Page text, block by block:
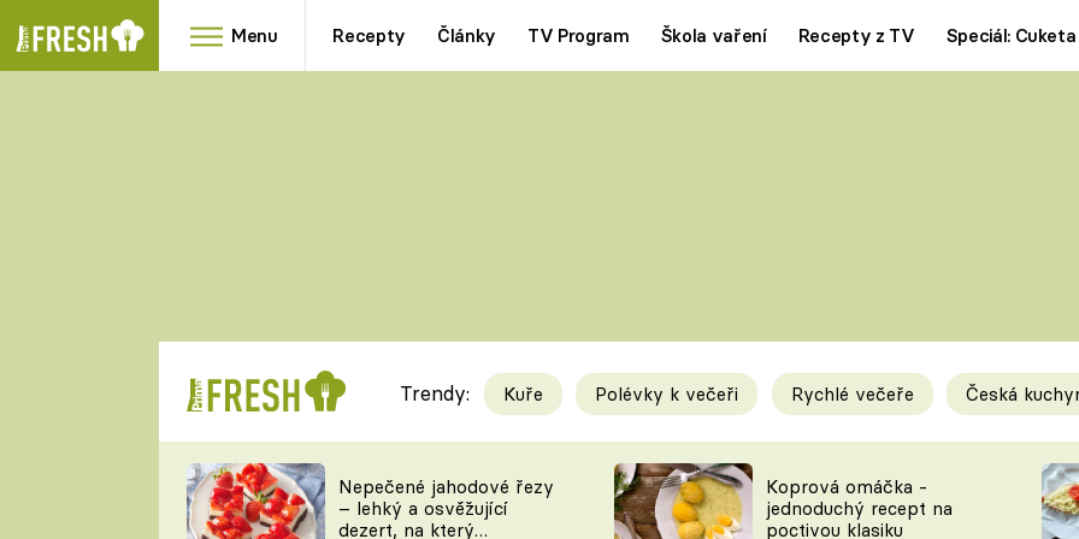
Menu Recepty Články TV Program Škola vaření Recepty z TV Speciál: Cuketa
RYCHLOVKY
Videorecepty
TEĎ VAŘÍ ŠÉF!
Tipy a triky
KAM ZA JÍDLEM
Trendy: Kuře Polévky k večeři Rychlé večeře Česká
Nepečené jahodové řezy
– lehký a osvěžující
dezert, na který
Koprová omáčka -
jednoduchý recept na
poctivou klasiku